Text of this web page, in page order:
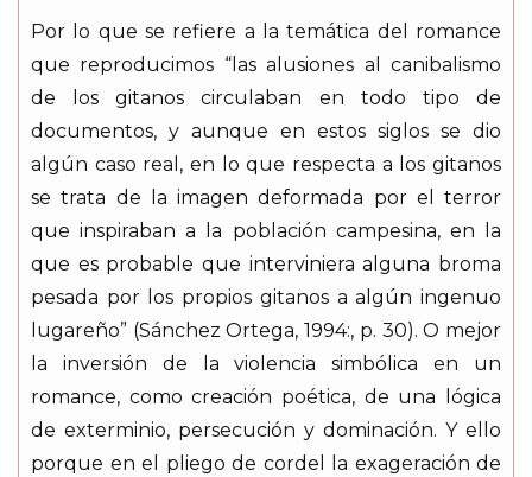
Por lo que se refiere a la temática del romance
que reproducimos “las alusiones al canibalismo
de los gitanos circulaban en todo tipo de
documentos, y aunque en estos siglos se dio
algún caso real, en lo que respecta a los gitanos
se trata de la imagen deformada por el terror
que inspiraban a la población campesina, en la
que es probable que interviniera alguna broma
pesada por los propios gitanos a algún ingenuo
lugareño” (Sánchez Ortega, 1994:, p. 30). O mejor
la inversión de la violencia simbólica en un
romance, como creación poética, de una lógica
de exterminio, persecución y dominación. Y ello
porque en el pliego de cordel la exageración de